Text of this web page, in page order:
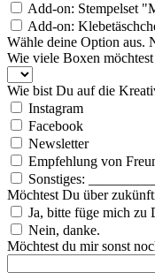
Add-on: Stempelset
Add-on:
Wähle deine Option aus.
Wie viele Boxen
Wie bist Du auf die
Instagram
Facebook
Newsletter
Empfehlung von
Sonstiges:
Möchtest Du über
Ja, bitte füge mich zu
Nein, danke.
Möchtest du mir sonst